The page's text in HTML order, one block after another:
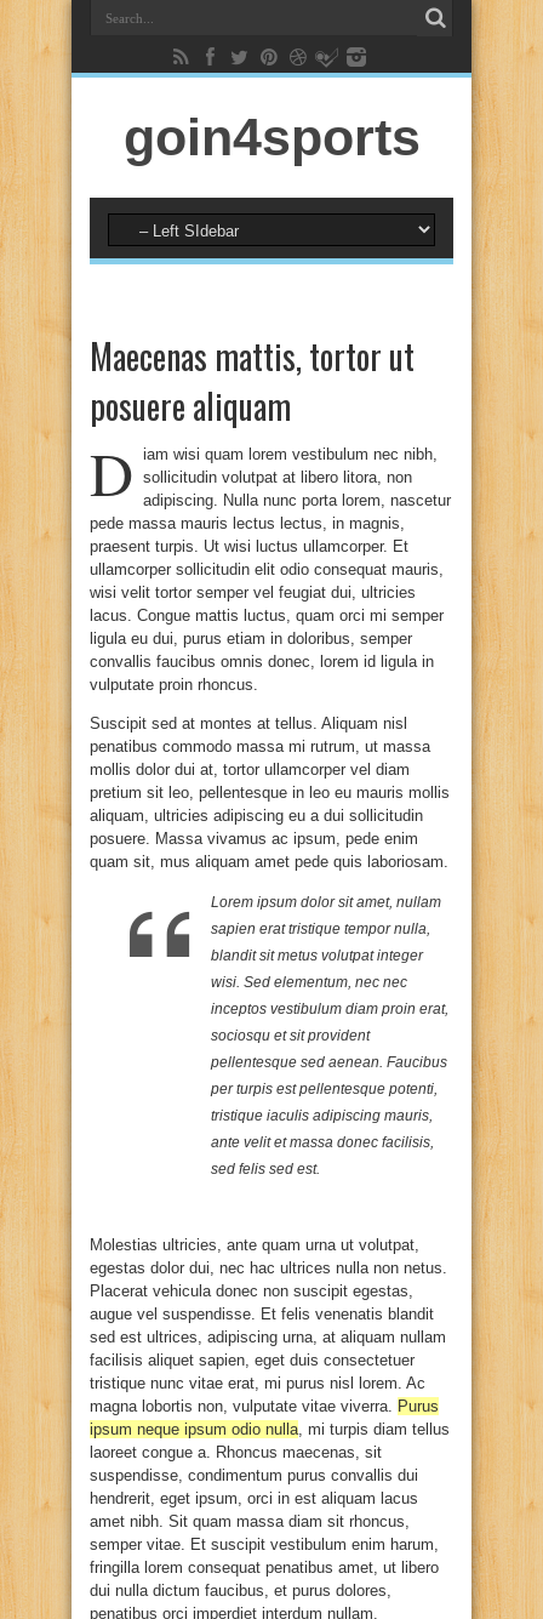
goin4sports
Maecenas mattis, tortor ut
posuere aliquam
D iam wisi quam lorem vestibulum nec nibh,
sollicitudin volutpat at libero litora, non
adipiscing. Nulla nunc porta lorem, nascetur
pede massa mauris lectus lectus, in magnis,
praesent turpis. Ut wisi luctus ullamcorper. Et
ullamcorper sollicitudin elit odio consequat mauris,
wisi velit tortor semper vel feugiat dui, ultricies
lacus. Congue mattis luctus, quam orci mi semper
ligula eu dui, purus etiam in doloribus, semper
convallis faucibus omnis donec, lorem id ligula in
vulputate proin rhoncus.
Suscipit sed at montes at tellus. Aliquam nisl
penatibus commodo massa mi rutrum, ut massa
mollis dolor dui at, tortor ullamcorper vel diam
pretium sit leo, pellentesque in leo eu mauris mollis
aliquam, ultricies adipiscing eu a dui sollicitudin
posuere. Massa vivamus ac ipsum, pede enim
quam sit, mus aliquam amet pede quis laboriosam.
Lorem ipsum dolor sit amet, nullam
sapien erat tristique tempor nulla,
blandit sit metus volutpat integer
wisi. Sed elementum, nec nec
inceptos vestibulum diam proin erat,
sociosqu et sit provident
pellentesque sed aenean. Faucibus
per turpis est pellentesque potenti,
tristique iaculis adipiscing mauris,
ante velit et massa donec facilisis,
sed felis sed est.
Molestias ultricies, ante quam urna ut volutpat,
egestas dolor dui, nec hac ultrices nulla non netus.
Placerat vehicula donec non suscipit egestas,
augue vel suspendisse. Et felis venenatis blandit
sed est ultrices, adipiscing urna, at aliquam nullam
facilisis aliquet sapien, eget duis consectetuer
tristique nunc vitae erat, mi purus nisl lorem. Ac
magna lobortis non, vulputate vitae viverra. Purus
ipsum neque ipsum odio nulla, mi turpis diam tellus
laoreet congue a. Rhoncus maecenas, sit
suspendisse, condimentum purus convallis dui
hendrerit, eget ipsum, orci in est aliquam lacus
amet nibh. Sit quam massa diam sit rhoncus,
semper vitae. Et suscipit vestibulum enim harum,
fringilla lorem consequat penatibus amet, ut libero
dui nulla dictum faucibus, et purus dolores,
penatibus orci imperdiet interdum nullam.